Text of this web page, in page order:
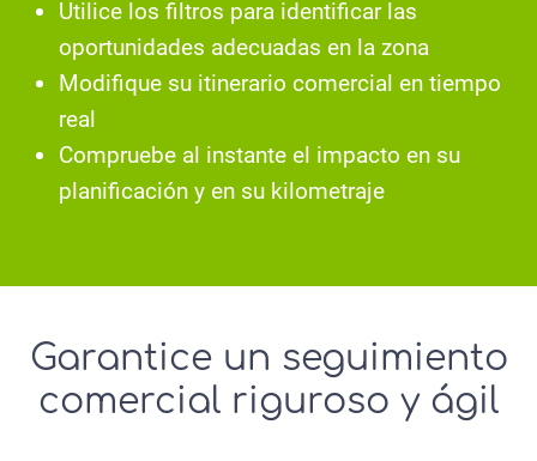
Utilice los filtros para identificar las
oportunidades adecuadas en la zona
Modifique su itinerario comercial en tiempo
real
Compruebe al instante el impacto en su
planificación y en su kilometraje
Garantice un seguimiento
comercial riguroso y ágil